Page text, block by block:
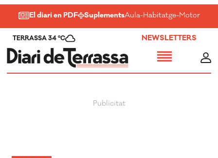
El diari en PDF SuplementsAula-Habitatge-Motor-
TERRASSA 34 ºC NEWSLETTERS